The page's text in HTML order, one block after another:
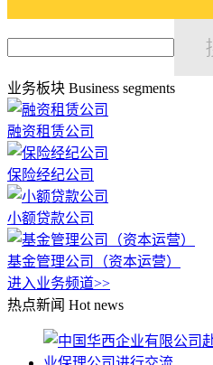
业务板块 Business segments
融资租赁公司
保险经纪公司
小额贷款公司
基金管理公司（资本运营）
进入业务频道>>
热点新闻 Hot news